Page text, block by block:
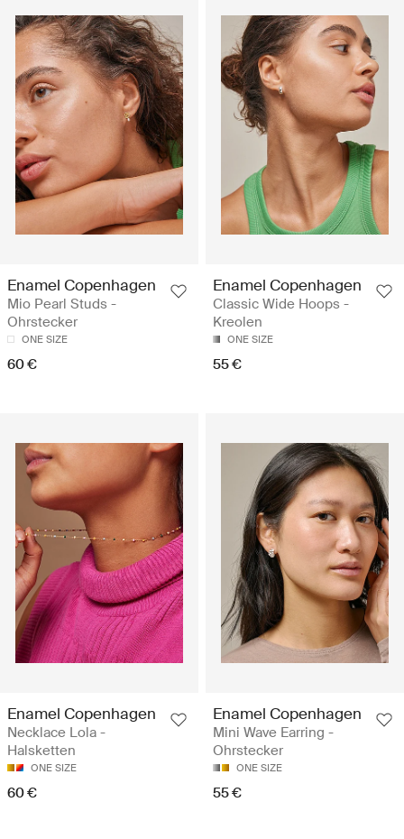
Enamel Copenhagen
Mio Pearl Studs -
Ohrstecker
ONE SIZE
60 €
Enamel Copenhagen
Classic Wide Hoops -
Kreolen
ONE SIZE
55 €
Enamel Copenhagen
Necklace Lola -
Halsketten
ONE SIZE
60 €
Enamel Copenhagen
Mini Wave Earring -
Ohrstecker
ONE SIZE
55 €